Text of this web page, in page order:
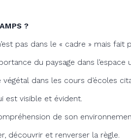
?
pas dans le « cadre » mais fait
du paysage dans l’espace
dans les cours d’écoles
est visible et évident.
de son
découvrir et renverser la règle.